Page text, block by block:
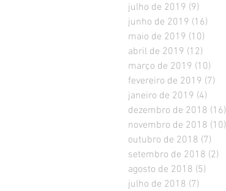
julho de 2019 (9)
junho de 2019 (16)
maio de 2019 (10)
abril de 2019 (12)
março de 2019 (10)
fevereiro de 2019 (7)
janeiro de 2019 (4)
dezembro de 2018 (16)
novembro de 2018 (10)
outubro de 2018 (7)
setembro de 2018 (2)
agosto de 2018 (5)
julho de 2018 (7)